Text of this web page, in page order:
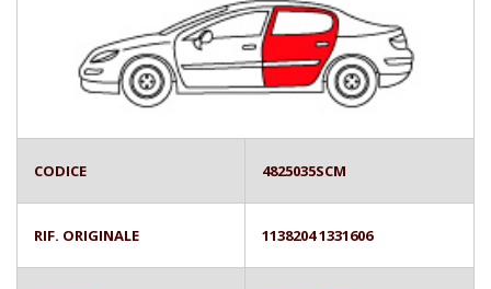
CODICE 4825035SCM
RIF. ORIGINALE 1138204 1331606